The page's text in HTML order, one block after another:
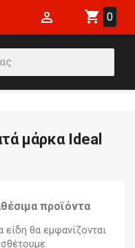
shopping_cart 0

μάρκα Ideal
προϊόντα
θα εμφανίζονται